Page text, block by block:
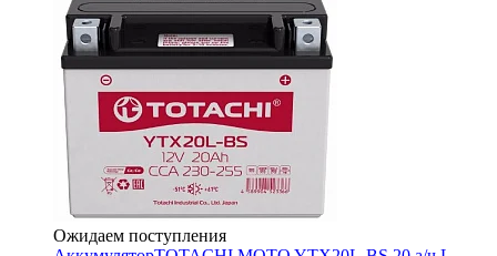
Ожидаем поступления